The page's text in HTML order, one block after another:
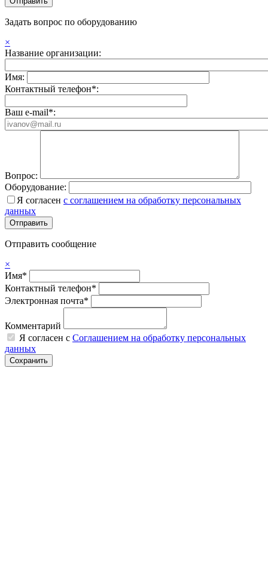
Задать вопрос по оборудованию
×
Название организации:
Имя:
Контактный телефон*:
Ваш e-mail*:
Вопрос:
Оборудование:
Я согласен с соглашением на обработку персональных
данных
Отправить сообщение
×
Имя*
Контактный телефон*
Электронная почта*
Комментарий
Я согласен с Соглашением на обработку персональных
данных